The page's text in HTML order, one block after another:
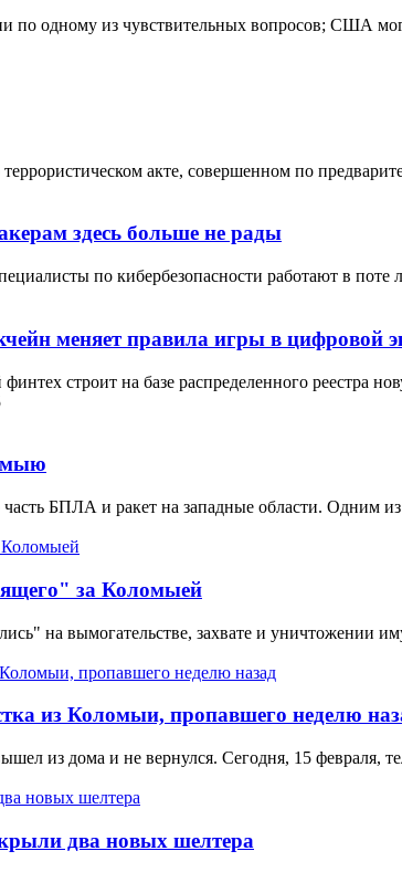
по одному из чувствительных вопросов; США
акте, совершенном по
здесь больше не рады
по кибербезопасности работают в
меняет правила игры в цифровой
строит на базе распределенного реестра
БПЛА и ракет на западные области. Одним из
за Коломыей
на вымогательстве, захвате и уничтожении
из Коломыи, пропавшего неделю
из дома и не вернулся. Сегодня, 15 февраля,
два новых шелтера